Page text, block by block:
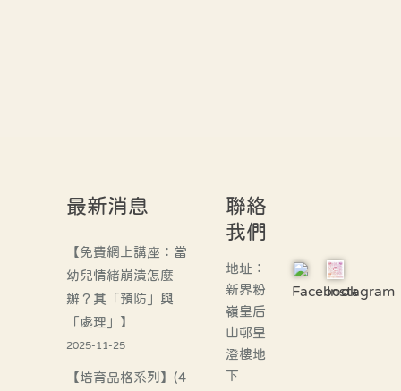
最新消息
【免費網上講座：當
幼兒情緒崩潰怎麼
辦？其「預防」與
「處理」】
2025-11-25
【培育品格系列】(4
聯絡
我們
地址：
新界粉
嶺皇后
山邨皇
澄樓地
下
FacebookInstagram